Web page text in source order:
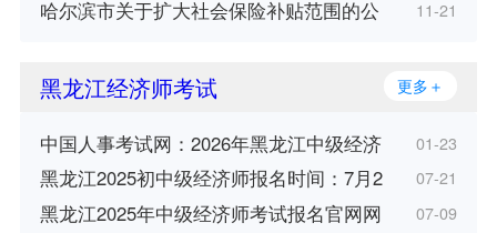
哈尔滨市关于扩大社会保险补贴范围的公 11-21
黑龙江经济师考试 更多＋
中国人事考试网：2026年黑龙江中级经济 01-23
黑龙江2025初中级经济师报名时间：7月2 07-21
黑龙江2025年中级经济师考试报名官网网 07-09